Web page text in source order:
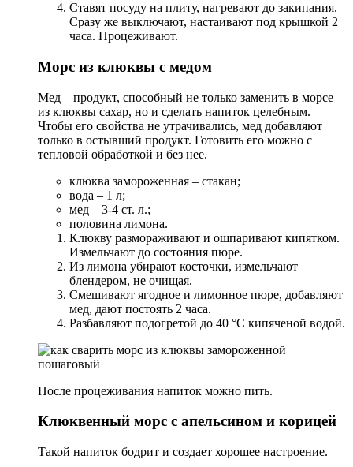
Ставят посуду на плиту, нагревают до закипания.
Сразу же выключают, настаивают под крышкой 2
часа. Процеживают.
Морс из клюквы с медом
Мед – продукт, способный не только заменить в морсе
из клюквы сахар, но и сделать напиток целебным.
Чтобы его свойства не утрачивались, мед добавляют
только в остывший продукт. Готовить его можно с
тепловой обработкой и без нее.
клюква замороженная – стакан;
вода – 1 л;
мед – 3-4 ст. л.;
половина лимона.
Клюкву размораживают и ошпаривают кипятком.
Измельчают до состояния пюре.
Из лимона убирают косточки, измельчают
блендером, не очищая.
Смешивают ягодное и лимонное пюре, добавляют
мед, дают постоять 2 часа.
Разбавляют подогретой до 40 °С кипяченой водой.
После процеживания напиток можно пить.
Клюквенный морс с апельсином и корицей
Такой напиток бодрит и создает хорошее настроение.